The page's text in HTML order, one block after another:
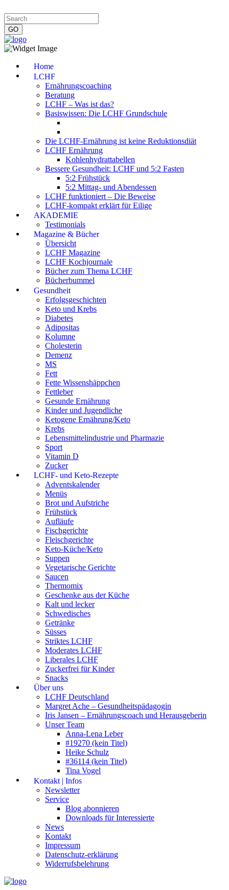
Home
LCHF
Ernährungscoaching
Beratung
LCHF – Was ist das?
Basiswissen: Die LCHF Grundschule
Die LCHF-Ernährung ist keine Reduktionsdiät
LCHF Ernährung
Kohlenhydrattabellen
Bessere Gesundheit: LCHF und 5:2 Fasten
5:2 Frühstück
5:2 Mittag- und Abendessen
LCHF funktioniert – Die Beweise
LCHF-kompakt erklärt für Eilige
AKADEMIE
Testimonials
Magazine & Bücher
Übersicht
LCHF Magazine
LCHF Kochjournale
Bücher zum Thema LCHF
Bücherbummel
Gesundheit
Erfolgsgeschichten
Keto und Krebs
Diabetes
Adipositas
Kolumne
Cholesterin
Demenz
MS
Fett
Fette Wissenshäppchen
Fettleber
Gesunde Ernährung
Kinder und Jugendliche
Ketogene Ernährung/Keto
Krebs
Lebensmittelindustrie und Pharmazie
Sport
Vitamin D
Zucker
LCHF- und Keto-Rezepte
Adventskalender
Menüs
Brot und Aufstriche
Frühstück
Aufläufe
Fischgerichte
Fleischgerichte
Keto-Küche/Keto
Suppen
Vegetarische Gerichte
Saucen
Thermomix
Geschenke aus der Küche
Kalt und lecker
Schwedisches
Getränke
Süsses
Striktes LCHF
Moderates LCHF
Liberales LCHF
Zuckerfrei für Kinder
Snacks
Über uns
LCHF Deutschland
Margret Ache – Gesundheitspädagogin
Iris Jansen – Ernährungscoach und Herausgeberin
Unser Team
Anna-Lena Leber
#19270 (kein Titel)
Heike Schulz
#36114 (kein Titel)
Tina Vogel
Kontakt | Infos
Newsletter
Service
Blog abonnieren
Downloads für Interessierte
News
Kontakt
Impressum
Datenschutz-erklärung
Widerrufsbelehrung